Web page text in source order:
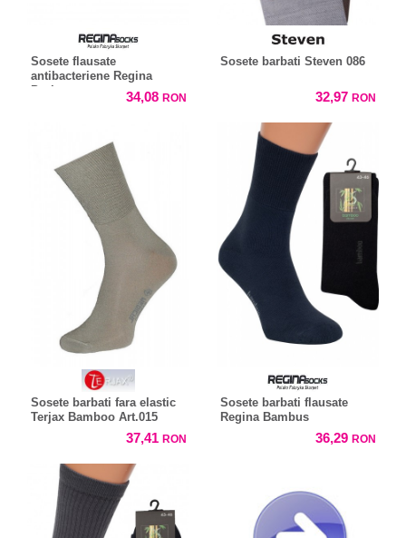
Sosete flausate
antibacteriene Regina
Purista
34,08 RON
Sosete barbati Steven 086
32,97 RON
Sosete barbati fara elastic
Terjax Bamboo Art.015
37,41 RON
Sosete barbati flausate
Regina Bambus
36,29 RON